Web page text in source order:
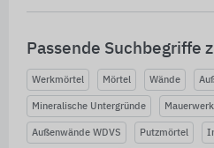
Passende Suchbegriffe
Werkmörtel Mörtel Wände
Mineralische Untergründe Mauerwerk
Außenwände WDVS Putzmörtel